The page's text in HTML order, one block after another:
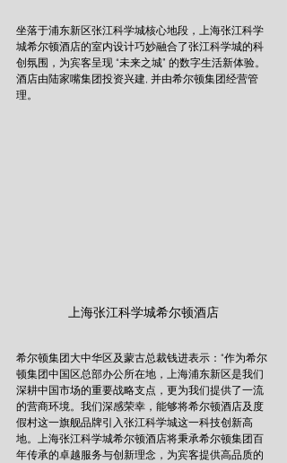
坐落于浦东新区张江科学城核心地段，上海张江科学
城希尔顿酒店的室内设计巧妙融合了张江科学城的科
创氛围，为宾客呈现 “未来之城” 的数字生活新体验。
酒店由陆家嘴集团投资兴建, 并由希尔顿集团经营管
理。
上海张江科学城希尔顿酒店
希尔顿集团大中华区及蒙古总裁钱进表示：“作为希尔
顿集团中国区总部办公所在地，上海浦东新区是我们
深耕中国市场的重要战略支点，更为我们提供了一流
的营商环境。我们深感荣幸，能够将希尔顿酒店及度
假村这一旗舰品牌引入张江科学城这一科技创新高
地。上海张江科学城希尔顿酒店将秉承希尔顿集团百
年传承的卓越服务与创新理念，为宾客提供高品质的